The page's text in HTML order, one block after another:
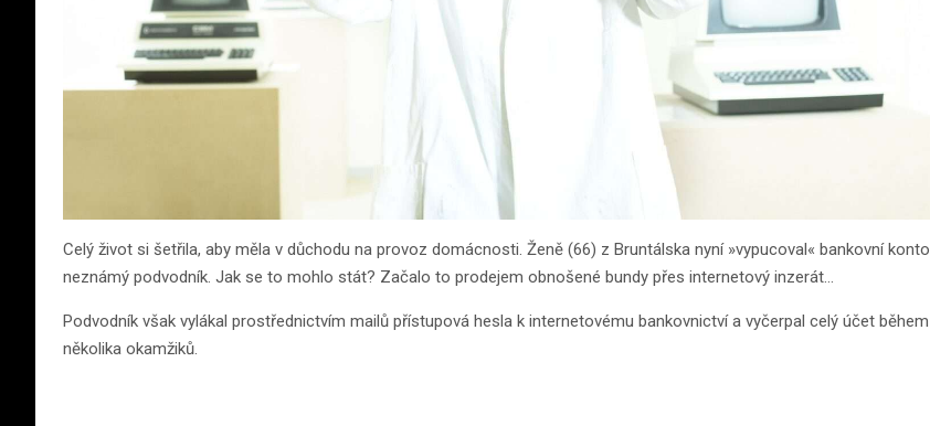
Celý život si šetřila, aby měla v důchodu na provoz domácnosti. Ženě (66) z Bruntálska nyní »vypucoval« bankovní konto
neznámý podvodník. Jak se to mohlo stát? Začalo to prodejem obnošené bundy přes internetový inzerát…
Podvodník však vylákal prostřednictvím mailů přístupová hesla k internetovému bankovnictví a vyčerpal celý účet během
několika okamžiků.